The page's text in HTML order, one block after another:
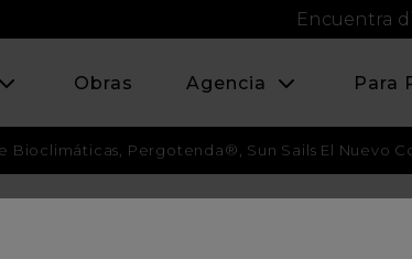
Encuentra
Obras Agencia Para
Bioclimáticas, Pergotenda®, Sun Sails El Nuevo